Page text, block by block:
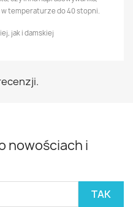
w temperaturze do 40 stopni.
jak i damskiej
nowościach i